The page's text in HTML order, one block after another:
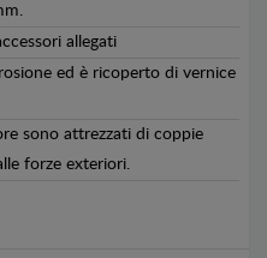
allegati
ed è ricoperto di vernice
sono attrezzati di coppie
forze exteriori.